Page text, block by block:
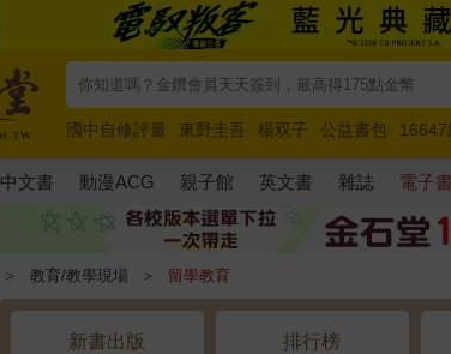
國中自修評量 東野圭吾 楊双子 公益書包 16647
唯紅花綻放
奧德賽 路邊攤新作 馬斯克 玩具總
中文書 動漫ACG 親子館 英文書 雜誌 電子書
＞ 教育/教學現場 ＞ 留學教育
新書出版 排行榜